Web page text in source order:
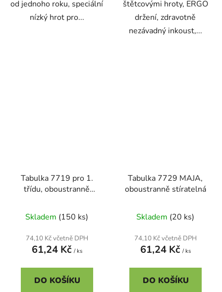
od jednoho roku, speciální
nízký hrot pro...
štětcovými hroty, ERGO
držení, zdravotně
nezávadný inkoust,...
Tabulka 7719 pro 1.
třídu, oboustranně
Skladem (150 ks)
74,10 Kč včetně DPH
61,24 Kč / ks
DO KOŠÍKU
Tabulka 7729 MAJA,
oboustranně stíratelná
Skladem (20 ks)
74,10 Kč včetně DPH
61,24 Kč / ks
DO KOŠÍKU